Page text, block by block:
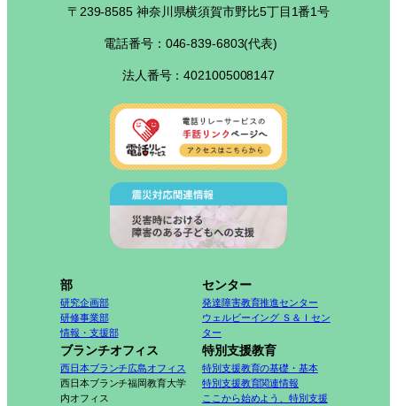
〒239-8585 神奈川県横須賀市野比5丁目1番1号
電話番号：046-839-6803(代表)
法人番号：4021005008147
部
研究企画部
研修事業部
情報・支援部
センター
発達障害教育推進センター
ウェルビーイング Ｓ＆Ｉセン
ター
ブランチオフィス
西日本ブランチ広島オフィス
西日本ブランチ福岡教育大学
内オフィス
特別支援教育
特別支援教育の基礎・基本
特別支援教育関連情報
ここから始めよう、特別支援